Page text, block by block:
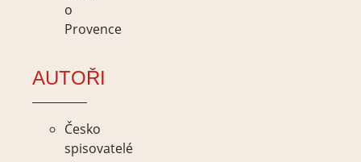
o
Provence
AUTOŘI
Česko
spisovatelé